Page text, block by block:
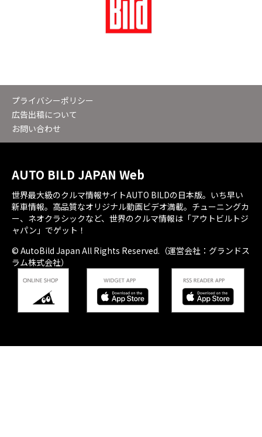
プライバシーポリシー
広告出稿について
お問い合わせ
AUTO BILD JAPAN Web
世界最大級のクルマ情報サイトAUTO BILDの日本版。いち早い
新車情報。高品質なオリジナル動画ビデオ満載。チューニングカ
ー、ネオクラシックなど、世界のクルマ情報は「アウトビルトジ
ャパン」でゲット！
© AutoBild Japan All Rights Reserved.（運営会社：グランドス
ラム株式会社）